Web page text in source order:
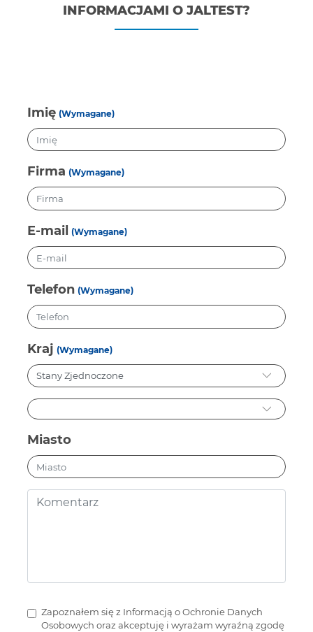
INFORMACJAMI O JALTEST?
Imię (Wymagane)
Firma (Wymagane)
E-mail (Wymagane)
Telefon (Wymagane)
Kraj (Wymagane)
Miasto
Zapoznałem się z Informacją o Ochronie Danych
Osobowych oraz akceptuję i wyrażam wyraźną zgodę